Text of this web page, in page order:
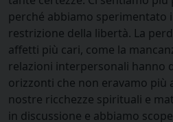
perché abbiamo sperimentato
restrizione della libertà. La
affetti più cari, come la
relazioni interpersonali hanno
orizzonti che non eravamo più
nostre ricchezze spirituali e
in discussione e abbiamo